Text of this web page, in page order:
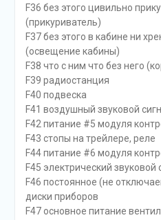
F36 без этого цивильно
(прикуриватель)
F37 без этого в кабине ни
(освещение кабины)
F38 что с ним что без него
F39 радиостанция
F40 подвеска
F41 воздушный звуковой
F42 питание #5 модуля
F43 стопы на трейлере, реле
F44 питание #6 модуля
F45 электрический звуковой
F46 постоянное (не
диски приборов
F47 основное питание